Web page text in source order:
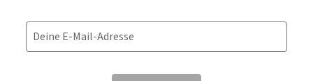
Deine E-Mail-Adresse